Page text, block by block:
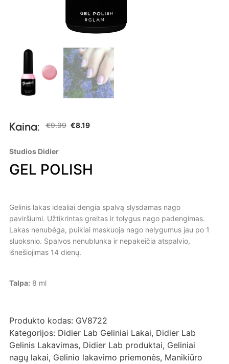
Kaina: €9.99 €8.19
Studios Didier
GEL POLISH
Gelinis lakas idealiai dengia spalvą slysdamas nago
paviršiumi. Užtikrintas greitas ir tolygus nago padengimas.
Lakas nenubėga, puikiai maskuoja nago nelygumus jau po 1
sluoksnio. Spalvos nenublunka ir nepakeičia atspalvio,
išnešiojimas 14 dienų.
Talpa: 8 ml
Produkto kodas: GV8722
Kategorijos: Didier Lab Geliniai Lakai, Didier Lab
Gelinis Lakavimas, Didier Lab produktai, Geliniai
nagų lakai, Gelinio lakavimo priemonės, Manikiūro